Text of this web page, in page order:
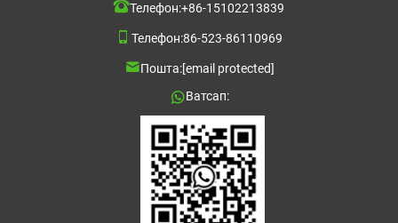
Телефон:+86-15102213839
Телефон:86-523-86110969
Пошта:[email protected]
Ватсап: